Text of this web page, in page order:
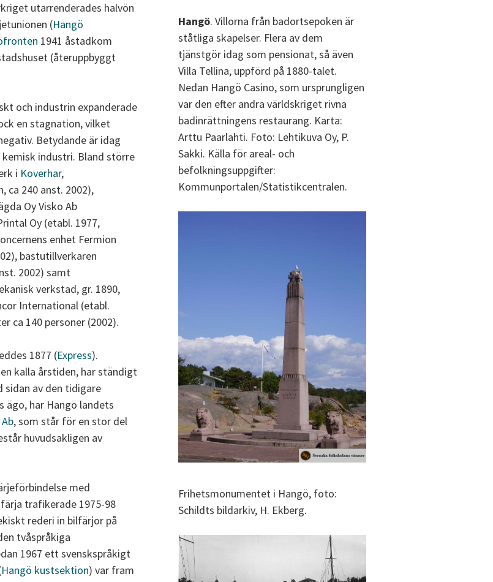
utarrenderades halvön
(Hangö
1941 åstadkom
(återuppbyggt
och industrin expanderade
en stagnation, vilket
Betydande är idag
industri. Bland större
i Koverhar,
ca 240 anst. 2002),
Oy Visko Ab
Oy (etabl. 1977,
enhet Fermion
bastutillverkaren
2002) samt
verkstad, gr. 1890,
International (etabl.
ca 140 personer (2002).
1877 (Express).
kalla årstiden, har ständigt
sidan av den tidigare
ägo, har Hangö landets
, som står för en stor del
huvudsakligen av
med
trafikerade 1975-98
rederi in bilfärjor på
tvåspråkiga
1967 ett svenskspråkigt
Hangö kustsektion) var fram
Hangö. Villorna från badortsepoken är
ståtliga skapelser. Flera av dem
tjänstgör idag som pensionat, så även
Villa Tellina, uppförd på 1880-talet.
Nedan Hangö Casino, som ursprungligen
var den efter andra världskriget rivna
badinrättningens restaurang. Karta:
Arttu Paarlahti. Foto: Lehtikuva Oy, P.
Sakki. Källa för areal- och
befolkningsuppgifter:
Kommunportalen/Statistikcentralen.
Frihetsmonumentet i Hangö, foto:
Schildts bildarkiv, H. Ekberg.